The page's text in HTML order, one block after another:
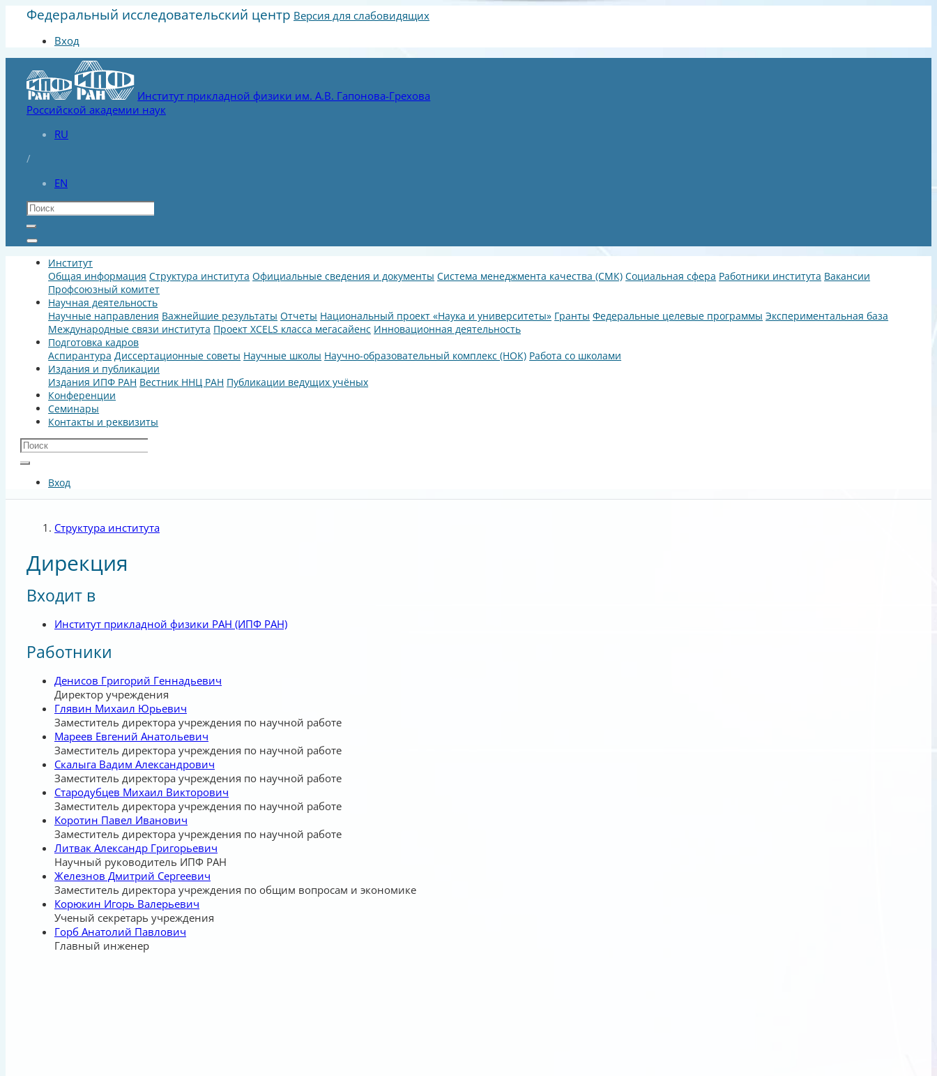
Федеральный исследовательский центр Версия для слабовидящих
Вход
Институт прикладной физики им. А.В. Гапонова-Грехова
Российской академии наук
RU
/
EN
Институт
Общая информация Структура института Официальные сведения и документы Система менеджмента качества (СМК) Социальная сфера Работники института Вакансии
Профсоюзный комитет
Научная деятельность
Научные направления Важнейшие результаты Отчеты Национальный проект «Наука и университеты» Гранты Федеральные целевые программы Экспериментальная база
Международные связи института Проект XCELS класса мегасайенс Инновационная деятельность
Подготовка кадров
Аспирантура Диссертационные советы Научные школы Научно-образовательный комплекс (НОК) Работа со школами
Издания и публикации
Издания ИПФ РАН Вестник ННЦ РАН Публикации ведущих учёных
Конференции
Семинары
Контакты и реквизиты
Вход
Структура института
Дирекция
Входит в
Институт прикладной физики РАН (ИПФ РАН)
Работники
Денисов Григорий Геннадьевич
Директор учреждения
Глявин Михаил Юрьевич
Заместитель директора учреждения по научной работе
Мареев Евгений Анатольевич
Заместитель директора учреждения по научной работе
Скалыга Вадим Александрович
Заместитель директора учреждения по научной работе
Стародубцев Михаил Викторович
Заместитель директора учреждения по научной работе
Коротин Павел Иванович
Заместитель директора учреждения по научной работе
Литвак Александр Григорьевич
Научный руководитель ИПФ РАН
Железнов Дмитрий Сергеевич
Заместитель директора учреждения по общим вопросам и экономике
Корюкин Игорь Валерьевич
Ученый секретарь учреждения
Горб Анатолий Павлович
Главный инженер